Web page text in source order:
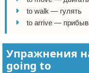
to walk — гулять
to arrive —
Упражнения
going to